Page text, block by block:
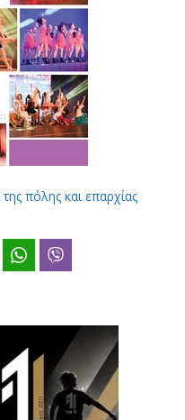
πόλης και επαρχίας
Email WhatsApp